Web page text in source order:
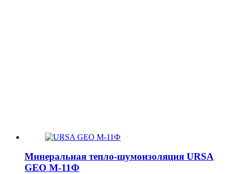
Минеральная тепло-шумоизоляция URSA
GEO М-11Ф